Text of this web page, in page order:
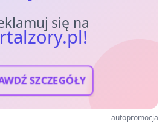
się na
SZCZEGÓŁY
autopromocja